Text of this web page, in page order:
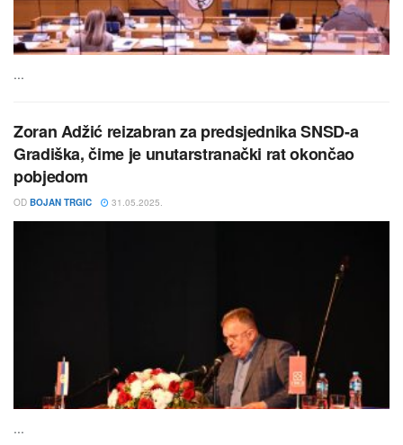
...
Zoran Adžić reizabran za predsjednika SNSD-a
Gradiška, čime je unutarstranački rat okončao
pobjedom
OD BOJAN TRGIC 31.05.2025.
...